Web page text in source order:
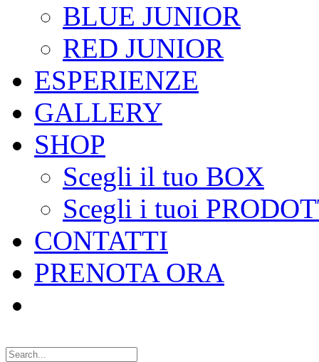
BLUE JUNIOR
RED JUNIOR
ESPERIENZE
GALLERY
SHOP
Scegli il tuo BOX
Scegli i tuoi
CONTATTI
PRENOTA ORA
for: